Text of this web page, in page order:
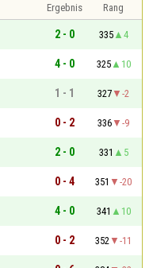
Ergebnis
Rang
2 - 0 335
4
4 - 0 325
10
1 - 1 327
-2
0 - 2 336
-9
2 - 0 331
5
0 - 4 351
-20
4 - 0 341
10
0 - 2 352
-11